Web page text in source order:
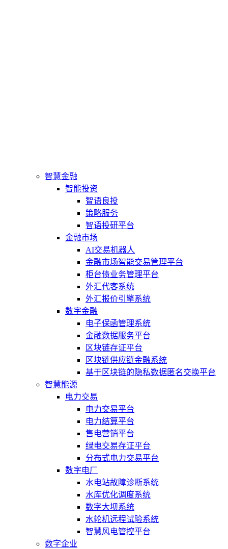
智慧金融
智能投资
智语良投
策略服务
智语投研平台
金融市场
AI交易机器人
金融市场智能交易管理平台
柜台债业务管理平台
外汇代客系统
外汇报价引擎系统
数字金融
电子保函管理系统
金融数据服务平台
区块链存证平台
区块链供应链金融系统
基于区块链的隐私数据匿名交换平台
智慧能源
电力交易
电力交易平台
电力结算平台
售电营销平台
绿电交易存证平台
分布式电力交易平台
数字电厂
水电站故障诊断系统
水库优化调度系统
数字大坝系统
水轮机远程试验系统
智慧风电管控平台
数字企业